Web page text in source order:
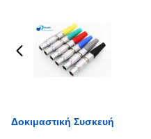
Δοκιμαστική Συσκευή